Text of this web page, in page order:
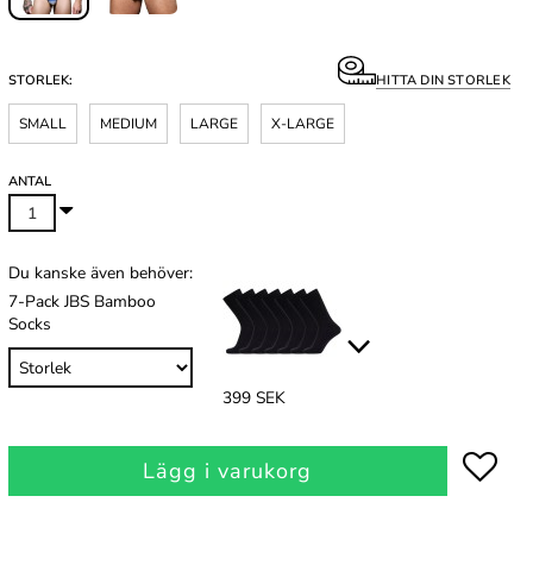
STORLEK: HITTA DIN STORLEK
SMALL MEDIUM LARGE X-LARGE
ANTAL
Du kanske även behöver:
7-Pack JBS Bamboo
Socks
399 SEK
Lägg i varukorg